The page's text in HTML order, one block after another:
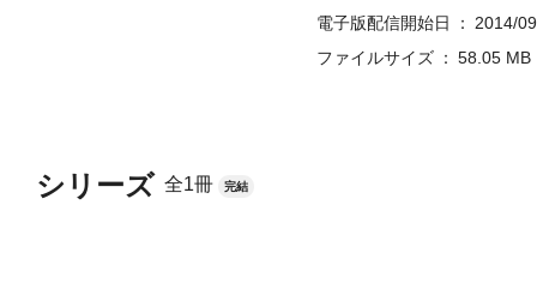
シリーズ 全1冊 完結
電子版配信開始日
2014/
ファイルサイズ
58.05 MB